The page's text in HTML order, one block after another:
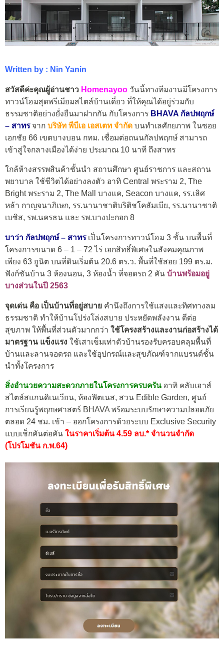
Written by : Nin Yanin
สวัสดีค่ะคุณผู้อ่านชาว Homenayoo วันนี้ทางทีมงานมีโครงการ
ทาวน์โฮมสุดพรีเมียมสไตล์บ้านเดี่ยว ที่ให้คุณได้อยู่ร่วมกับ
ธรรมชาติอย่างยั่งยืนมาฝากกัน กับโครงการ BHAVA กัลปพฤกษ์
– สาทรจาก บริษัท พีบีเอ เอสเตท จำกัด บนทำเลศักยภาพ ในซอย
เอกชัย 66 เขตบางบอน กทม. เชื่อมต่อถนนกัลปพฤกษ์ สามารถ
เข้าสู่ใจกลางเมืองได้ง่าย ประมาณ 10 นาที ถึงสาทร
ใกล้ห้างสรรพสินค้าชั้นนำ สถานศึกษา ศูนย์ราชการ และสถาน
พยาบาล ใช้ชีวิตได้อย่างลงตัว อาทิ Central พระราม 2, The
Bright พระราม 2, The Mall บางแค, Seacon บางแค, รร.เลิศ
หล้า กาญจนาภิเษก, รร.นานาชาติบริติชโคลัมเบีย, รร.นานาชาติ
เบซิส, รพ.นครธน และ รพ.บางปะกอก 8
บาว่า กัลปพฤกษ์ – สาทร เป็นโครงการทาวน์โฮม 3 ชั้น บนพื้นที่
โครงการขนาด 6 – 1 – 72 ไร่ เอกสิทธิ์พิเศษในสังคมคุณภาพ
เพียง 63 ยูนิต บนที่ดินเริ่มต้น 20.6 ตร.ว. พื้นที่ใช้สอย 199 ตร.ม.
ฟังก์ชันบ้าน 3 ห้องนอน, 3 ห้องน้ำ ที่จอดรถ 2 คัน บ้านพร้อมอยู่
บางส่วนในปี 2563
จุดเด่น คือ เป็นบ้านที่อยู่สบาย คำนึงถึงการใช้แสงและทิศทางลม
ธรรมชาติ ทำให้บ้านโปร่งโล่งสบาย ประหยัดพลังงาน ดีต่อ
สุขภาพ ให้พื้นที่ส่วนตัวมากกว่า ใช้โครงสร้างและงานก่อสร้างได้
มาตรฐาน แข็งแรง ใช้เสาเข็มเท่าตัวบ้านรองรับครอบคลุมพื้นที่
บ้านและลานจอดรถ และใช้อุปกรณ์และสุขภัณฑ์จากแบรนด์ชั้น
นำทั้งโครงการ
สิ่งอำนวยความสะดวกภายในโครงการครบครัน อาทิ คลับเฮาส์
สไตล์สแกนดิเนเวียน, ห้องฟิตเนส, สวน Edible Garden, ศูนย์
การเรียนรู้พฤกษศาสตร์ BHAVA พร้อมระบบรักษาความปลอดภัย
ตลอด 24 ชม. เข้า – ออกโครงการด้วยระบบ Exclusive Security
แบบเช็กคันต่อคัน ในราคาเริ่มต้น 4.59 ลบ.* จำนวนจำกัด
(โปรโมชัน ก.พ.64)